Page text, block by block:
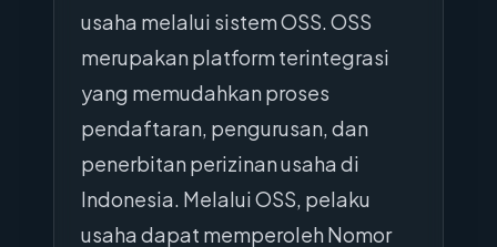
usaha melalui sistem OSS. OSS
merupakan platform terintegrasi
yang memudahkan proses
pendaftaran, pengurusan, dan
penerbitan perizinan usaha di
Indonesia. Melalui OSS, pelaku
usaha dapat memperoleh Nomor